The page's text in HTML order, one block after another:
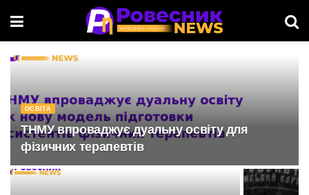
ОСВІТА
ТНМУ впроваджує дуальну освіту для
фізичних терапевтів